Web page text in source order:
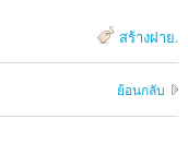
สร้างฝาย.
ย้อนกลับ